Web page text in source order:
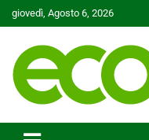
Skip
to
giovedì, Agosto 6, 2026
Ecoo.it